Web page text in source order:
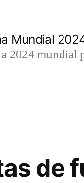
Mundial
2024
de